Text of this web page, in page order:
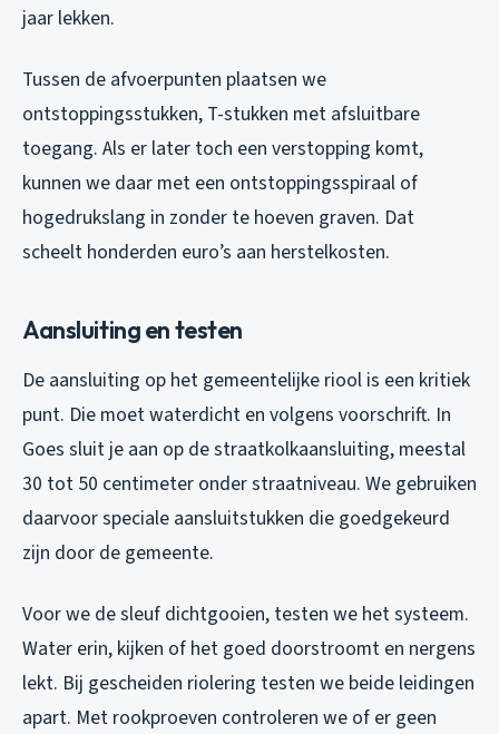
jaar lekken.
Tussen de afvoerpunten plaatsen we
ontstoppingsstukken, T-stukken met afsluitbare
toegang. Als er later toch een verstopping komt,
kunnen we daar met een ontstoppingsspiraal of
hogedrukslang in zonder te hoeven graven. Dat
scheelt honderden euro’s aan herstelkosten.
Aansluiting en testen
De aansluiting op het gemeentelijke riool is een kritiek
punt. Die moet waterdicht en volgens voorschrift. In
Goes sluit je aan op de straatkolkaansluiting, meestal
30 tot 50 centimeter onder straatniveau. We gebruiken
daarvoor speciale aansluitstukken die goedgekeurd
zijn door de gemeente.
Voor we de sleuf dichtgooien, testen we het systeem.
Water erin, kijken of het goed doorstroomt en nergens
lekt. Bij gescheiden riolering testen we beide leidingen
apart. Met rookproeven controleren we of er geen